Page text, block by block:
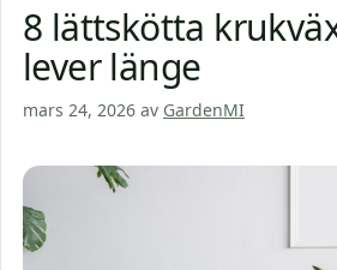
8 lättskötta
lever länge
mars 24, 2026 av GardenMI